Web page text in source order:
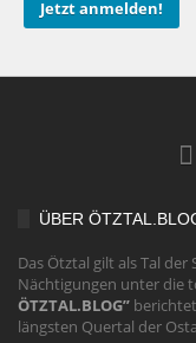
ÜBER
Das Ötztal gilt als Tal
Nächtigungen unter die
ÖTZTAL.BLOG”
längsten Quertal der